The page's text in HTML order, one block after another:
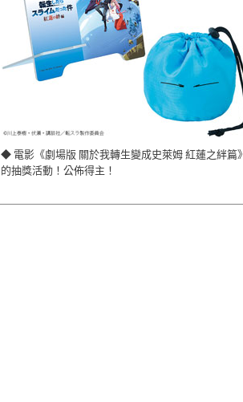
◆ 電影《劇場版 關於我轉生變成史萊姆 紅蓮之絆篇》
的抽獎活動！公佈得主！